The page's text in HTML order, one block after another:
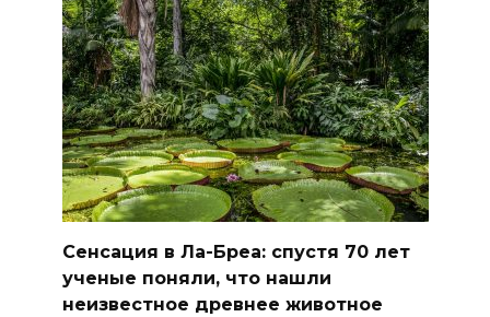
Сенсация в Ла-Бреа: спустя 70 лет
ученые поняли, что нашли
неизвестное древнее животное